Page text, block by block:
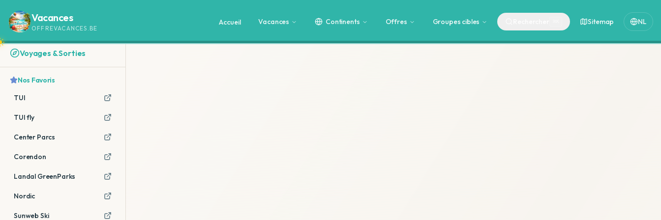
Vacances
OFFREVACANCES.BE
Accueil Vacances Continents Offres Groupes cibles Sitemap NL
Voyages & Sorties
Nos Favoris
TUI
TUI fly
Center Parcs
Corendon
Landal GreenParks
Nordic
Sunweb Ski